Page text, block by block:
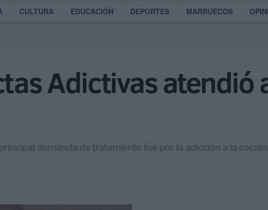
CULTURA EDUCACIÓN DEPORTES MARRUECOS
Adictivas atendió
demanda de tratamiento fue por la adicción a la